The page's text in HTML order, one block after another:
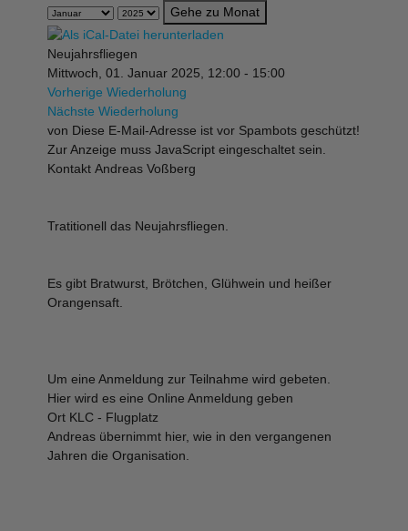
Gehe zu Monat
Neujahrsfliegen
Mittwoch, 01. Januar 2025, 12:00 - 15:00
Vorherige Wiederholung
Nächste Wiederholung
von Diese E-Mail-Adresse ist vor Spambots geschützt!
Zur Anzeige muss JavaScript eingeschaltet sein.
Kontakt Andreas Voßberg
Tratitionell das Neujahrsfliegen.
Es gibt Bratwurst, Brötchen, Glühwein und heißer
Orangensaft.
Um eine Anmeldung zur Teilnahme wird gebeten.
Hier wird es eine Online Anmeldung geben
Ort KLC - Flugplatz
Andreas übernimmt hier, wie in den vergangenen
Jahren die Organisation.